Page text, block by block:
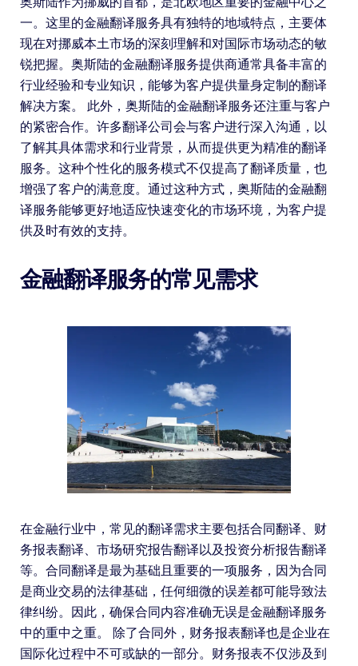
一。这里的金融翻译服务具有独特的地域特点，主要体
现在对挪威本土市场的深刻理解和对国际市场动态的敏
锐把握。奥斯陆的金融翻译服务提供商通常具备丰富的
行业经验和专业知识，能够为客户提供量身定制的翻译
解决方案。 此外，奥斯陆的金融翻译服务还注重与客户
的紧密合作。许多翻译公司会与客户进行深入沟通，以
了解其具体需求和行业背景，从而提供更为精准的翻译
服务。这种个性化的服务模式不仅提高了翻译质量，也
增强了客户的满意度。通过这种方式，奥斯陆的金融翻
译服务能够更好地适应快速变化的市场环境，为客户提
供及时有效的支持。
金融翻译服务的常见需求
在金融行业中，常见的翻译需求主要包括合同翻译、财
务报表翻译、市场研究报告翻译以及投资分析报告翻译
等。合同翻译是最为基础且重要的一项服务，因为合同
是商业交易的法律基础，任何细微的误差都可能导致法
律纠纷。因此，确保合同内容准确无误是金融翻译服务
中的重中之重。 除了合同外，财务报表翻译也是企业在
国际化过程中不可或缺的一部分。财务报表不仅涉及到